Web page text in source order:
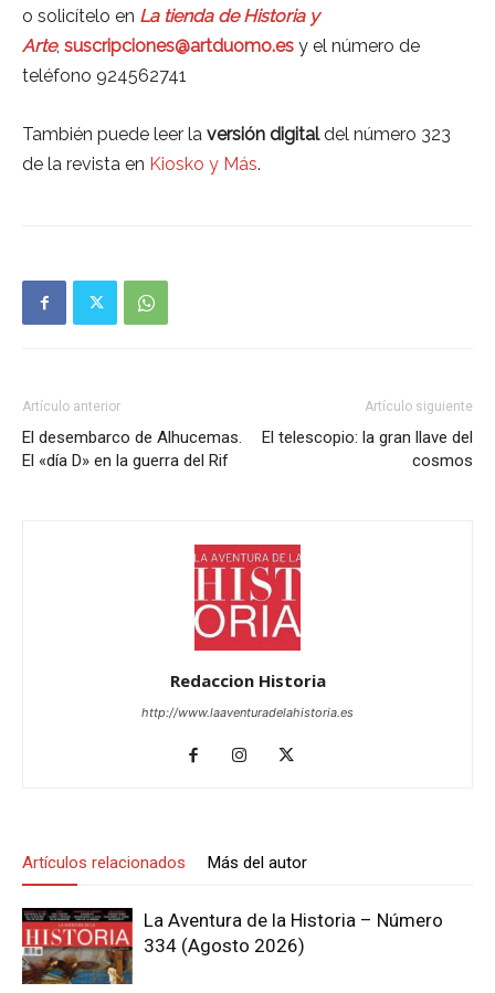
o solicítelo en La tienda de Historia y
Arte, suscripciones@artduomo.es y el número de
teléfono 924562741
También puede leer la versión digitaldel número 323
de la revista en Kiosko y Más.
Artículo anterior
El desembarco de Alhucemas.
El «día D» en la guerra del Rif
Artículo siguiente
El telescopio: la gran llave del
cosmos
Redaccion Historia
http://www.laaventuradelahistoria.es
Artículos relacionados Más del autor
La Aventura de la Historia – Número
334 (Agosto 2026)